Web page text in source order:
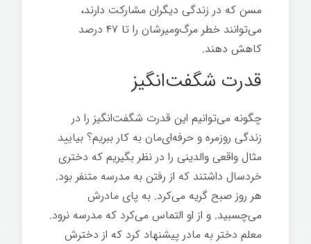
مسن که در زندگی دیگران مشارکت دارند،
می‌توانند خطر مرگ‌ومیرشان را تا ۴۷ درصد
کاهش دهند.
قدرت شگفت‌انگیز
چگونه می‌توانیم این قدرت شگفت‌انگیز را در
زندگی روزمره و حرفه‌ای‌مان به کار ببریم؟ بیایید
مثال واقعی والدینی را در نظر بگیریم که دختری
خردسال داشتند که از رفتن به مدرسه متنفر بود.
هر روز صبح گریه می‌کرد. به پای مادرش
می‌چسبید. و از او التماس می‌کرد که مدرسه نرود.
معلم دختر به مادر پیشنهاد کرد که از دخترش